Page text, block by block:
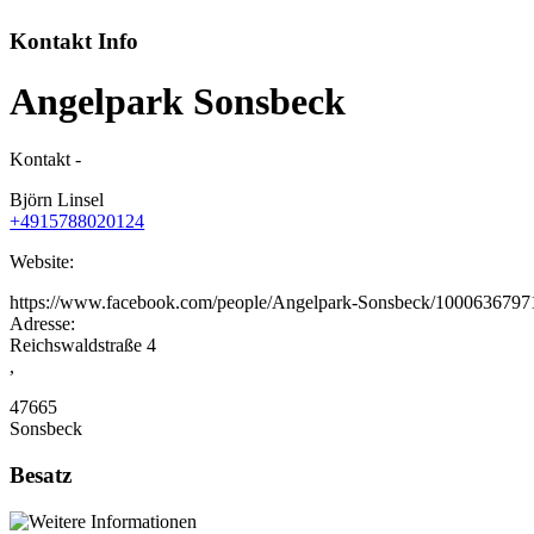
Kontakt Info
Angelpark Sonsbeck
Kontakt -
Björn Linsel
+4915788020124
Website:
https://www.facebook.com/people/Angelpark-Sonsbeck/
Adresse:
Reichswaldstraße 4
,
47665
Sonsbeck
Besatz